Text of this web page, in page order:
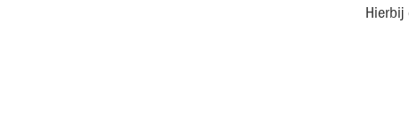
Hierbij